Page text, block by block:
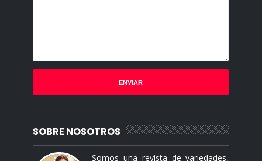
SOBRE NOSOTROS
Somos una revista de variedades,